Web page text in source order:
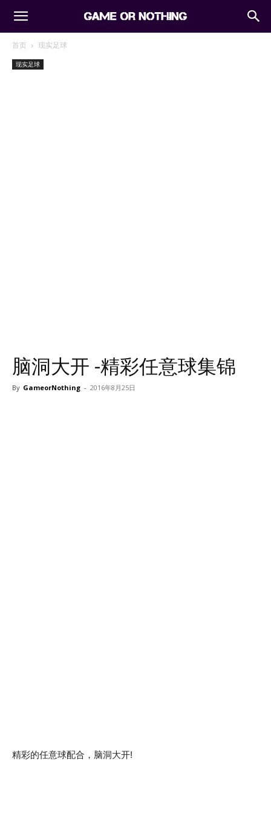
首页 现实足球
现实足球
脑洞大开 -精彩任意球集锦
By GameorNothing - 2016年8月25日
精彩的任意球配合，脑洞大开!